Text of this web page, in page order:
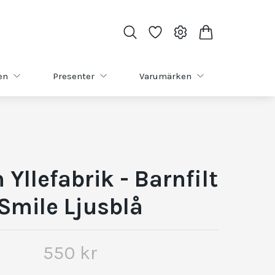
Presenter Varumärken
Yllefabrik - Barnfilt
Ljusblå
550 kr